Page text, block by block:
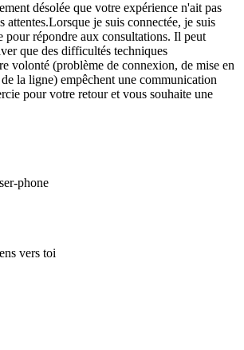
désolée que votre expérience n'ait pas
attentes.Lorsque je suis connectée, je suis
pour répondre aux consultations. Il peut
que des difficultés techniques
volonté (problème de connexion, de mise en
la ligne) empêchent une communication
pour votre retour et vous souhaite une
vers toi